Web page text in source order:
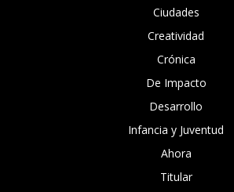
Ciudades
Creatividad
Crónica
De Impacto
Desarrollo
Infancia y Juventud
Ahora
Titular